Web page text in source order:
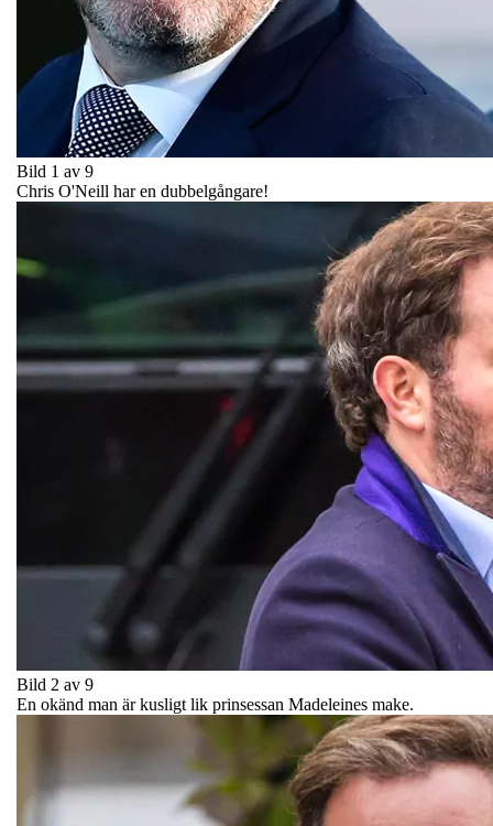
Bild 1 av 9
Chris O'Neill har en dubbelgångare!
Bild 2 av 9
En okänd man är kusligt lik prinsessan Madeleines make.